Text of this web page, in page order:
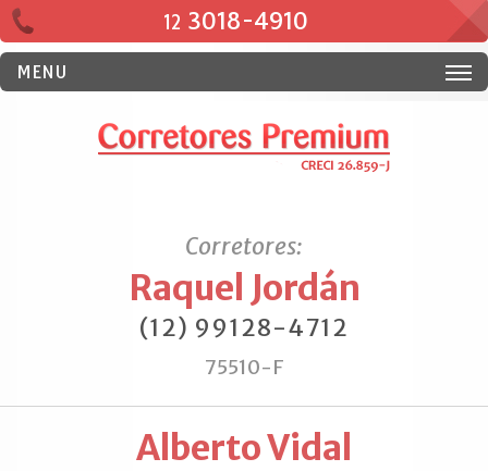
12 3018-4910
MENU
Corretores:
Raquel Jordán
(12) 99128-4712
75510-F
Alberto Vidal